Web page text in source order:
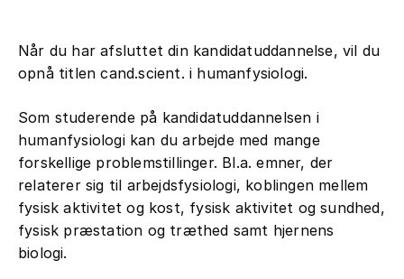
Når du har afsluttet din kandidatuddannelse, vil du
opnå titlen cand.scient. i humanfysiologi.
Som studerende på kandidatuddannelsen i
humanfysiologi kan du arbejde med mange
forskellige problemstillinger. Bl.a. emner, der
relaterer sig til arbejdsfysiologi, koblingen mellem
fysisk aktivitet og kost, fysisk aktivitet og sundhed,
fysisk præstation og træthed samt hjernens
biologi.